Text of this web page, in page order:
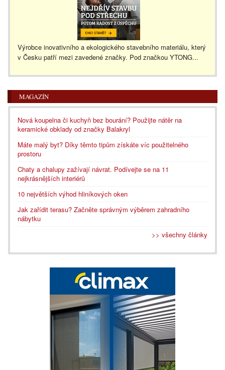
Výrobce inovativního a ekologického stavebního materiálu, který
v Česku patří mezi zavedené značky. Pod značkou YTONG...
MAGAZÍN
Nová koupelna či kuchyň bez bourání? Použijte nátěr na
keramické obklady od značky Balakryl
Máte malý byt? Díky těmto tipům získáte víc použitelného
prostoru
Chaty a chalupy zažívají návrat. Podívejte se na 11
nejkrásnějších interiérů
10 největších výhod hliníkových oken
Jak zařídit terasu? Začněte správným výběrem zahradního
nábytku
>> všechny články